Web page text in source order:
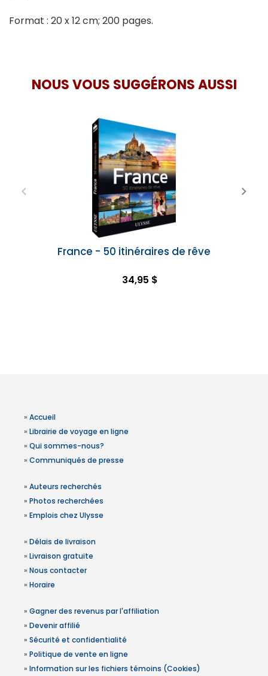
Format : 20 x 12 cm; 200 pages.
NOUS VOUS SUGGÉRONS AUSSI
France - 50 itinéraires de rêve
34,95 $
» Accueil
» Librairie de voyage en ligne
» Qui sommes-nous?
» Communiqués de presse
» Auteurs recherchés
» Photos recherchées
» Emplois chez Ulysse
» Délais de livraison
» Livraison gratuite
» Nous contacter
» Horaire
» Gagner des revenus par l'affiliation
» Devenir affilié
» Sécurité et confidentialité
» Politique de vente en ligne
» Information sur les fichiers témoins (Cookies)